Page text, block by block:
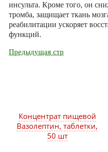
инсульта. Кроме того, он
тромба, защищает ткань
реабилитации ускоряет
функций.
Предыдущая стр
Концентрат пищевой
Вазолептин, таблетки,
50 шт